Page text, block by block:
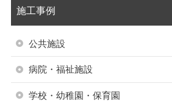
施工事例
公共施設
病院・福祉施設
学校・幼稚園・保育園